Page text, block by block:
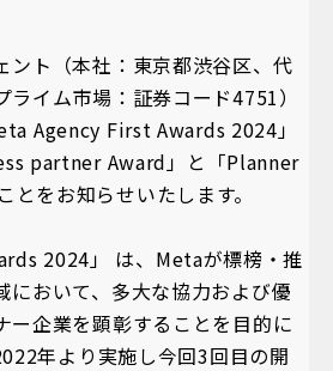
ント（本社：東京都渋谷区、代
イム市場：証券コード4751）
Agency First Awards 2024」
partner Award」と「Planner
をお知らせいたします。
2024」 は、Metaが標榜・推
において、多大な協力および優
ー企業を顕彰することを目的に
年より実施し今回3回目の開